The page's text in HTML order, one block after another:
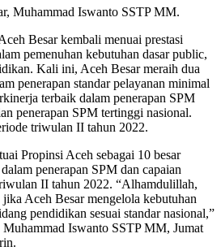
Muhammad Iswanto SSTP MM.
Besar kembali menuai prestasi
pemenuhan kebutuhan dasar public,
Kali ini, Aceh Besar meraih dua
penerapan standar pelayanan minimal
terbaik dalam penerapan SPM
penerapan SPM tertinggi nasional.
triwulan II tahun 2022.
Propinsi Aceh sebagai 10 besar
penerapan SPM dan capaian
II tahun 2022. “Alhamdulillah,
Aceh Besar mengelola kebutuhan
pendidikan sesuai standar nasional,”
Iswanto SSTP MM, Jumat